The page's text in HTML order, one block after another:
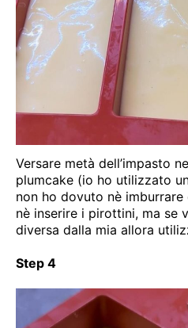
Versare metà dell’impasto
plumcake (io ho utilizzato
non ho dovuto nè
nè inserire i pirottini, ma se
diversa dalla mia allora
Step 4